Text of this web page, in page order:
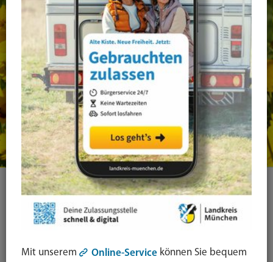
Ihre Suche
Lupe:
Suche in leichter Sprache
Mit unserem Online-Service können Sie bequem